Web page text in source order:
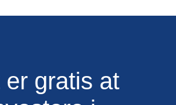
er gratis at